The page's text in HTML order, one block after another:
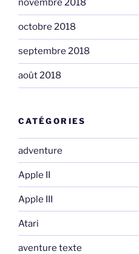
novembre 2018
octobre 2018
septembre 2018
août 2018
CATÉGORIES
adventure
Apple II
Apple III
Atari
aventure texte